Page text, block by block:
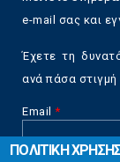
e-mail σας και
Έχετε τη
ανά πάσα στιγμή
Email *
ΠΟΛΙΤΙΚΗ ΧΡΗΣΗΣ